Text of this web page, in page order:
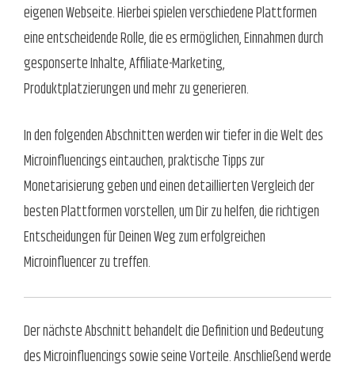
eigenen Webseite. Hierbei spielen verschiedene Plattformen
eine entscheidende Rolle, die es ermöglichen, Einnahmen durch
gesponserte Inhalte, Affiliate-Marketing,
Produktplatzierungen und mehr zu generieren.
In den folgenden Abschnitten werden wir tiefer in die Welt des
Microinfluencings eintauchen, praktische Tipps zur
Monetarisierung geben und einen detaillierten Vergleich der
besten Plattformen vorstellen, um Dir zu helfen, die richtigen
Entscheidungen für Deinen Weg zum erfolgreichen
Microinfluencer zu treffen.
Der nächste Abschnitt behandelt die Definition und Bedeutung
des Microinfluencings sowie seine Vorteile. Anschließend werde